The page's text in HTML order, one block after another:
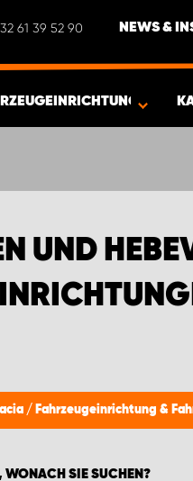
61 39 52 90 NEWS &
FÜR
UND
/ Fahrzeugeinrichtung &
WONACH SIE SUCHEN?